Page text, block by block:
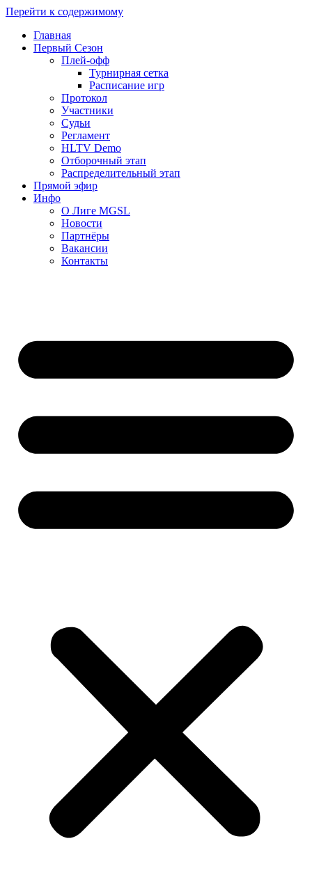
Перейти к содержимому
Главная
Первый Сезон
Плей-офф
Турнирная сетка
Расписание игр
Протокол
Участники
Судьи
Регламент
HLTV Demo
Отборочный этап
Распределительный этап
Прямой эфир
Инфо
О Лиге MGSL
Новости
Партнёры
Вакансии
Контакты